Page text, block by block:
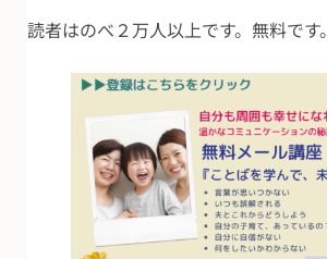
読者はのべ２万人以上です。無料です。